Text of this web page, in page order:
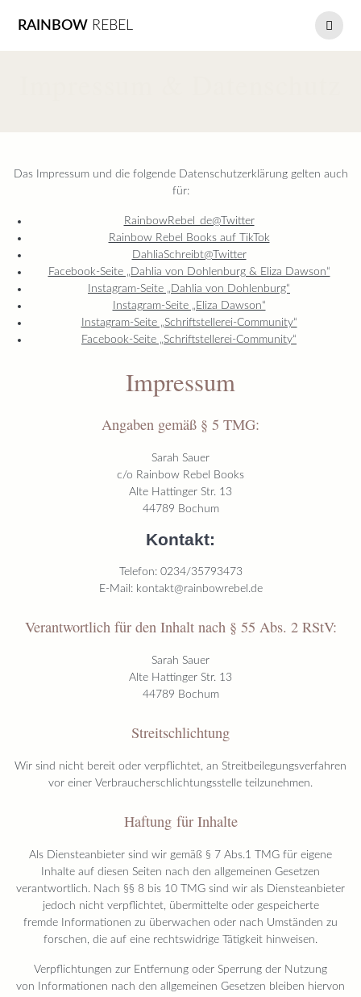
RAINBOW REBEL
Das Impressum und die folgende Datenschutzerklärung gelten auch
für:
RainbowRebel_de@Twitter
Rainbow Rebel Books auf TikTok
DahliaSchreibt@Twitter
Facebook-Seite „Dahlia von Dohlenburg & Eliza Dawson“
Instagram-Seite „Dahlia von Dohlenburg“
Instagram-Seite „Eliza Dawson“
Instagram-Seite „Schriftstellerei-Community“
Facebook-Seite „Schriftstellerei-Community“
Impressum
Angaben gemäß § 5 TMG:
Sarah Sauer
c/o Rainbow Rebel Books
Alte Hattinger Str. 13
44789 Bochum
Kontakt:
Telefon: 0234/35793473
E-Mail: kontakt@rainbowrebel.de
Verantwortlich für den Inhalt nach § 55 Abs. 2 RStV:
Sarah Sauer
Alte Hattinger Str. 13
44789 Bochum
Streitschlichtung
Wir sind nicht bereit oder verpflichtet, an Streitbeilegungsverfahren
vor einer Verbraucherschlichtungsstelle teilzunehmen.
Haftung für Inhalte
Als Diensteanbieter sind wir gemäß § 7 Abs.1 TMG für eigene
Inhalte auf diesen Seiten nach den allgemeinen Gesetzen
verantwortlich. Nach §§ 8 bis 10 TMG sind wir als Diensteanbieter
jedoch nicht verpflichtet, übermittelte oder gespeicherte
fremde Informationen zu überwachen oder nach Umständen zu
forschen, die auf eine rechtswidrige Tätigkeit hinweisen.
Verpflichtungen zur Entfernung oder Sperrung der Nutzung
von Informationen nach den allgemeinen Gesetzen bleiben hiervon